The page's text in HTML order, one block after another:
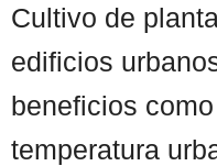
Cultivo de
edificios
beneficios
temperatura